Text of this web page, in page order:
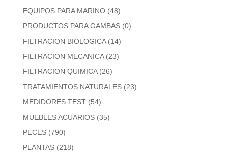
EQUIPOS PARA MARINO (48)
PRODUCTOS PARA GAMBAS (0)
FILTRACION BIOLOGICA (14)
FILTRACION MECANICA (23)
FILTRACION QUIMICA (26)
TRATAMIENTOS NATURALES (23)
MEDIDORES TEST (54)
MUEBLES ACUARIOS (35)
PECES (790)
PLANTAS (218)